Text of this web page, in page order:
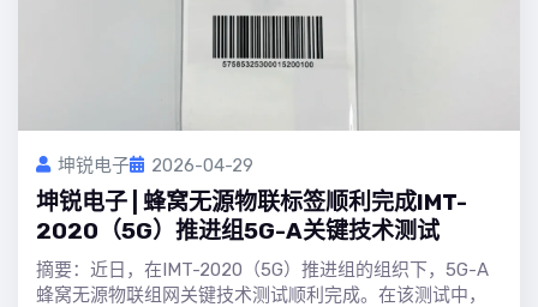
坤锐电子 2026-04-29
坤锐电子 | 蜂窝无源物联标签顺利完成IMT-
2020（5G）推进组5G-A关键技术测试
摘要：近日，在IMT-2020（5G）推进组的组织下，5G-A
蜂窝无源物联组网关键技术测试顺利完成。在该测试中，